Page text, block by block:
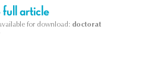
full article
for download: doctorat